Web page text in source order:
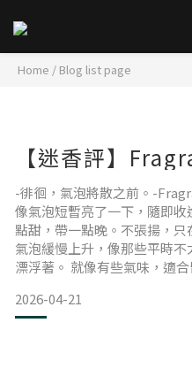
Home / Blog list page
【迷香評】
-徘徊，氣泡將散之前。-
像氣泡短暫亮了一下，隨即
點甜，帶一點晚。不張揚，
氣泡緩慢上升，像那些平時
漂浮著。 就像有些氣味，適
最後留下的味道。是那一點，
2026-04-21